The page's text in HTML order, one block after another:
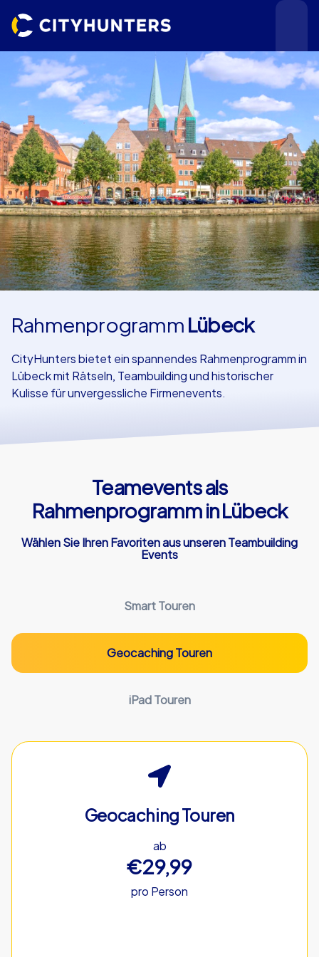
Teamevents
Städte
Anlässe
Rahmenprogramm Lübeck
CityHunters bietet ein spannendes Rahmenprogramm in
Lübeck mit Rätseln, Teambuilding und historischer
Kulisse für unvergessliche Firmenevents.
Teamevents als
Rahmenprogramm in Lübeck
Wählen Sie Ihren Favoriten aus unseren Teambuilding
Events
Smart Touren
Geocaching Touren
iPad Touren
Geocaching Touren
ab
€29,99
pro Person